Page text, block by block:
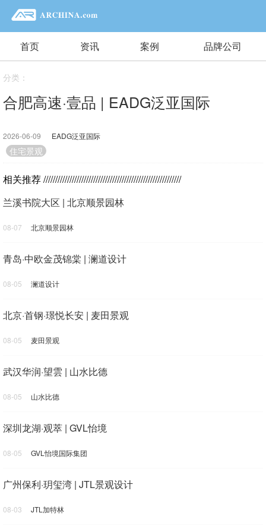
首页 资讯 案例 品牌公司
分类：
合肥高速·壹品 | EADG泛亚国际
2026-06-09 EADG泛亚国际
住宅景观
相关推荐//////////////////////////////////////////////////////////
兰溪书院大区 | 北京顺景园林
08-07 北京顺景园林
青岛·中欧金茂锦棠 | 澜道设计
08-05 澜道设计
北京·首钢·璟悦长安 | 麦田景观
08-05 麦田景观
武汉华润·望雲 | 山水比德
08-05 山水比德
深圳龙湖·观萃 | GVL怡境
08-05 GVL怡境国际集团
广州保利·玥玺湾 | JTL景观设计
08-03 JTL加特林